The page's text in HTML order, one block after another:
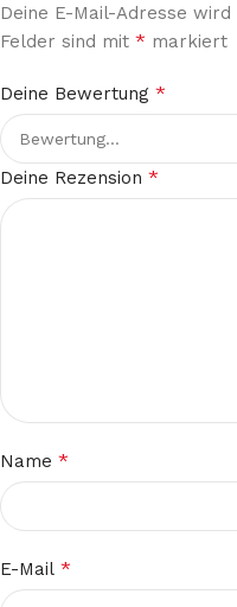
Deine E-Mail-Adresse
Felder sind mit * markiert
Deine Bewertung *
Deine Rezension *
Name *
E-Mail *